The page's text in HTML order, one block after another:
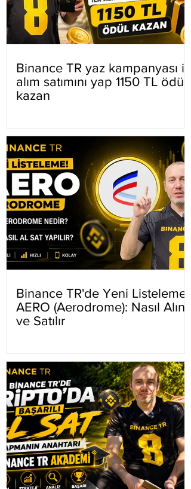
Binance TR yaz kampanyası ilk
alım satımını yap 1150 TL ödül
kazan
Binance TR'de Yeni Listeleme
AERO (Aerodrome): Nasıl Alınır
ve Satılır